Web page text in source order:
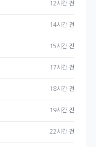
12시간 전
14시간 전
15시간 전
17시간 전
18시간 전
19시간 전
22시간 전